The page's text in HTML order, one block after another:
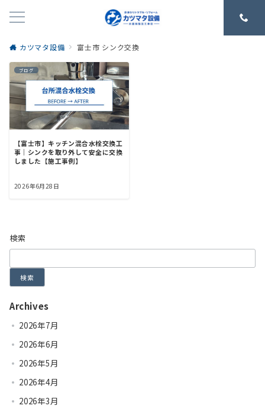
カツマタ設備 富士市 シンク交換
ブログ
【富士市】キッチン混合水栓交換工
事｜シンクを取り外して安全に交換
しました【施工事例】
2026年6月28日
検索
検索
Archives
2026年7月
2026年6月
2026年5月
2026年4月
2026年3月